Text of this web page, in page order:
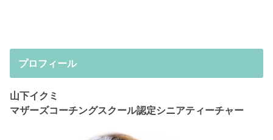
プロフィール
山下イクミ
マザーズコーチングスクール認定シニアティーチャー